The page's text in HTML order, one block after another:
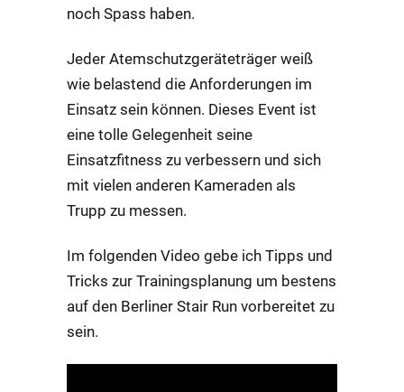
noch Spass haben.
Jeder Atemschutzgeräteträger weiß
wie belastend die Anforderungen im
Einsatz sein können. Dieses Event ist
eine tolle Gelegenheit seine
Einsatzfitness zu verbessern und sich
mit vielen anderen Kameraden als
Trupp zu messen.
Im folgenden Video gebe ich Tipps und
Tricks zur Trainingsplanung um bestens
auf den Berliner Stair Run vorbereitet zu
sein.